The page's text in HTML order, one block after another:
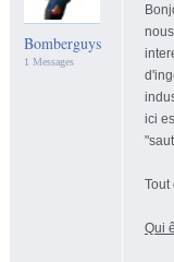
Bomberguys
1 Messages
ici
Tout
Qui